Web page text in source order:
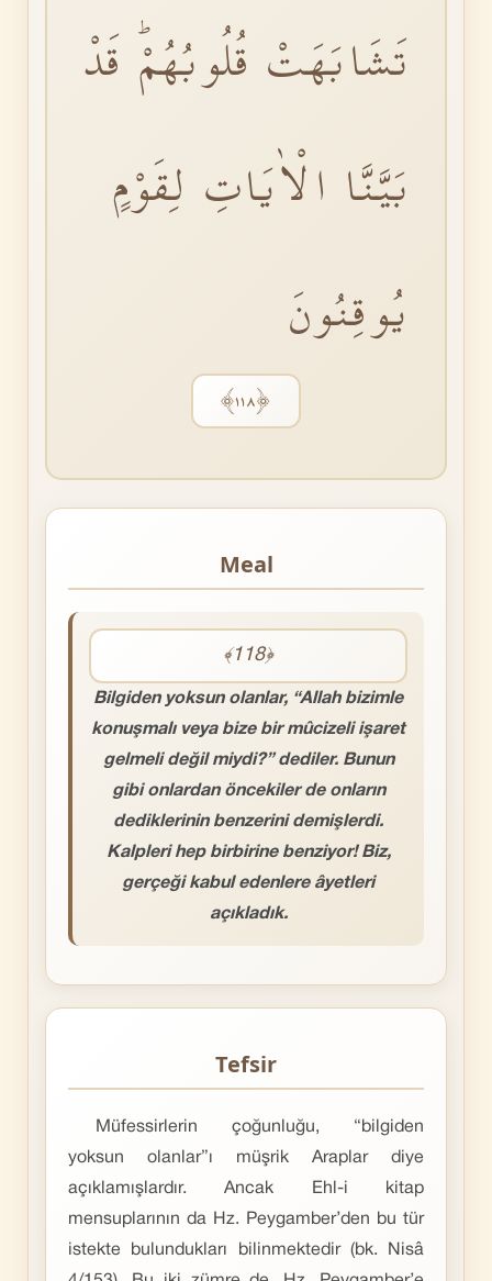
تَشَابَهَتْ قُلُوبُهُمْۜ قَدْ
بَيَّنَّا الْاٰيَاتِ لِقَوْمٍ
يُوقِنُونَ
﴿١١٨﴾
Meal
﴾118﴿
Bilgiden yoksun olanlar, “Allah bizimle
konuşmalı veya bize bir mûcizeli işaret
gelmeli değil miydi?” dediler. Bunun
gibi onlardan öncekiler de onların
dediklerinin benzerini demişlerdi.
Kalpleri hep birbirine benziyor! Biz,
gerçeği kabul edenlere âyetleri
açıkladık.
Tefsir
Müfessirlerin çoğunluğu, “bilgiden
yoksun olanlar”ı müşrik Araplar diye
açıklamışlardır. Ancak Ehl-i kitap
mensuplarının da Hz. Peygamber’den bu tür
istekte bulundukları bilinmektedir (bk. Nisâ